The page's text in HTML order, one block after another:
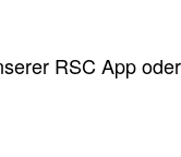
RSC App